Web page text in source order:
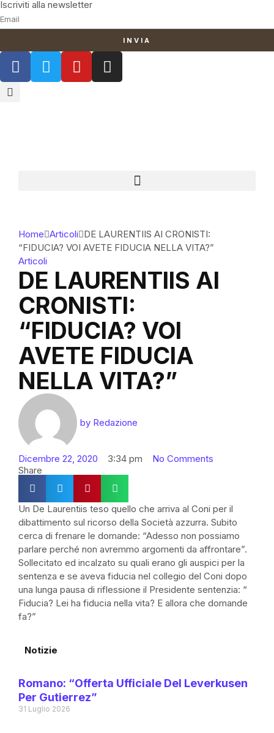
Iscriviti alla newsletter
INVIA
Home Articoli DE LAURENTIIS AI CRONISTI:
“FIDUCIA? VOI AVETE FIDUCIA NELLA VITA?”
Articoli
DE LAURENTIIS AI
CRONISTI:
“FIDUCIA? VOI
AVETE FIDUCIA
NELLA VITA?”
by Redazione
Dicembre 22, 2020 3:34 pm
No Comments
Share
Un De Laurentiis teso quello che arriva al Coni per il
dibattimento sul ricorso della Società azzurra. Subito
cerca di frenare le domande: “Adesso non possiamo
parlare perché non avremmo argomenti da affrontare”.
Sollecitato ed incalzato su quali erano gli auspici per la
sentenza e se aveva fiducia nel collegio del Coni dopo
una lunga pausa di riflessione il Presidente sentenzia: “
Fiducia? Lei ha fiducia nella vita? E allora che domande
fa?”
Notizie
Romano: “Offerta Ufficiale Del Leverkusen
Per Gutierrez”
31 Luglio 2026